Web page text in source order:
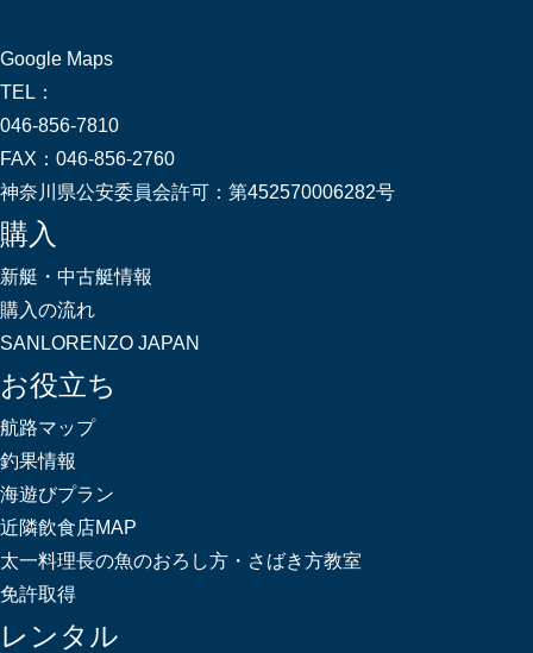
Google Maps
TEL：
046-856-7810
FAX： 046-856-2760
神奈川県公安委員会許可： 第452570006282号
購入
新艇・中古艇情報
購入の流れ
SANLORENZO JAPAN
お役立ち
航路マップ
釣果情報
海遊びプラン
近隣飲食店MAP
太一料理長の魚のおろし方・さばき方教室
免許取得
レンタル